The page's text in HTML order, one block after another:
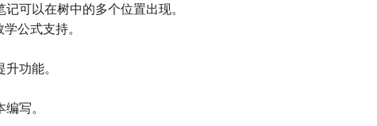
可以在树中的多个位置出现。
公式支持。
功能。
写。